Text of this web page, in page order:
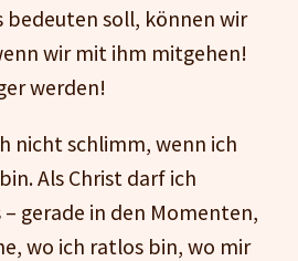
bedeuten soll, können wir
wir mit ihm mitgehen!
werden!
nicht schlimm, wenn ich
Als Christ darf ich
– gerade in den Momenten,
wo ich ratlos bin, wo mir